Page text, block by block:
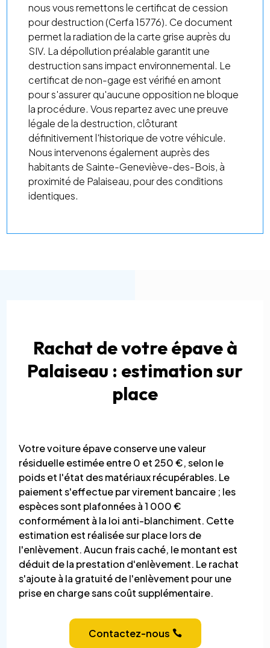
nous vous remettons le certificat de cession
pour destruction (Cerfa 15776). Ce document
permet la radiation de la carte grise auprès du
SIV. La dépollution préalable garantit une
destruction sans impact environnemental. Le
certificat de non-gage est vérifié en amont
pour s'assurer qu'aucune opposition ne bloque
la procédure. Vous repartez avec une preuve
légale de la destruction, clôturant
définitivement l'historique de votre véhicule.
Nous intervenons également auprès des
habitants de Sainte-Geneviève-des-Bois, à
proximité de Palaiseau, pour des conditions
identiques.
Rachat de votre épave à
Palaiseau : estimation sur
place
Votre voiture épave conserve une valeur
résiduelle estimée entre 0 et 250 €, selon le
poids et l'état des matériaux récupérables. Le
paiement s'effectue par virement bancaire ; les
espèces sont plafonnées à 1 000 €
conformément à la loi anti-blanchiment. Cette
estimation est réalisée sur place lors de
l'enlèvement. Aucun frais caché, le montant est
déduit de la prestation d'enlèvement. Le rachat
s'ajoute à la gratuité de l'enlèvement pour une
prise en charge sans coût supplémentaire.
Contactez-nous